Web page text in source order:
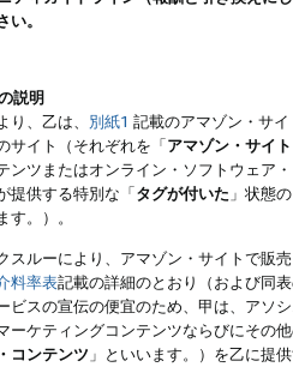
。
説明
、乙は、 別紙1 記載のアマゾン・サ
サイト（それぞれを「アマゾン・サイト
ンツまたはオンライン・ソフトウェア
提供する特別な「タグが付いた 」状態
す。）。
スルーにより、アマゾン・サイトで販
料率表記載の詳細のとおり（および同
ビスの宣伝の便宜のため、甲は、アソ
ーケティングコンテンツならびにその
コンテンツ 」といいます。）を乙に提